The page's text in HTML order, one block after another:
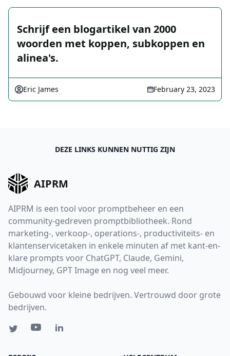
Schrijf een blogartikel van 2000
woorden met koppen, subkoppen en
alinea's.
Eric James February 23, 2023
DEZE LINKS KUNNEN NUTTIG ZIJN
AIPRM
AIPRM is een tool voor promptbeheer en een
community-gedreven promptbibliotheek. Rond
marketing-, verkoop-, operations-, productiviteits- en
klantenservicetaken in enkele minuten af met kant-en-
klare prompts voor ChatGPT, Claude, Gemini,
Midjourney, GPT Image en nog veel meer.
Gebouwd voor kleine bedrijven. Vertrouwd door grote
bedrijven.